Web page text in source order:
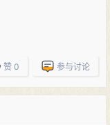
赞 0 参与讨论